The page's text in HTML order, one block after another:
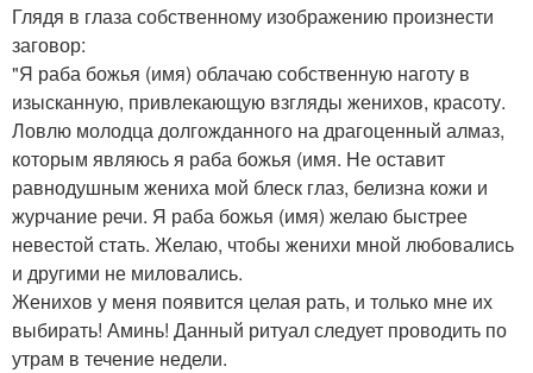
Глядя в глаза собственному изображению произнести
заговор:
"Я раба божья (имя) облачаю собственную наготу в
изысканную, привлекающую взгляды женихов, красоту.
Ловлю молодца долгожданного на драгоценный алмаз,
которым являюсь я раба божья (имя. Не оставит
равнодушным жениха мой блеск глаз, белизна кожи и
журчание речи. Я раба божья (имя) желаю быстрее
невестой стать. Желаю, чтобы женихи мной любовались
и другими не миловались.
Женихов у меня появится целая рать, и только мне их
выбирать! Аминь! Данный ритуал следует проводить по
утрам в течение недели.